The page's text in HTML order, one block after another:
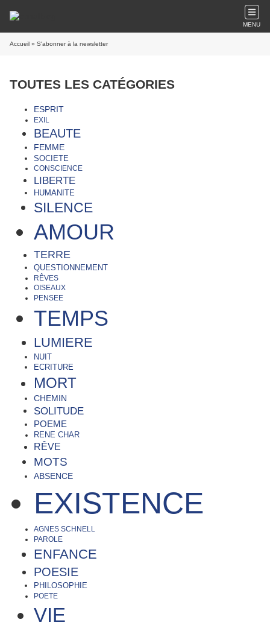
MENU
Accueil » S'abonner à la newsletter
TOUTES LES CATÉGORIES
ESPRIT
EXIL
BEAUTE
FEMME
SOCIETE
CONSCIENCE
LIBERTE
HUMANITE
SILENCE
AMOUR
TERRE
QUESTIONNEMENT
RÊVES
OISEAUX
PENSEE
TEMPS
LUMIERE
NUIT
ECRITURE
MORT
CHEMIN
SOLITUDE
POEME
RENE CHAR
RÊVE
MOTS
ABSENCE
EXISTENCE
AGNES SCHNELL
PAROLE
ENFANCE
POESIE
PHILOSOPHIE
POETE
VIE